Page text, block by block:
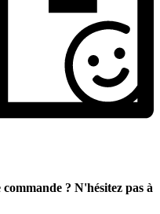
? N'hésitez pas à